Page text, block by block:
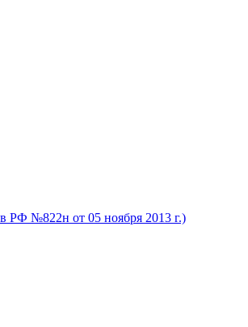
РФ №822н от 05 ноября 2013 г.)